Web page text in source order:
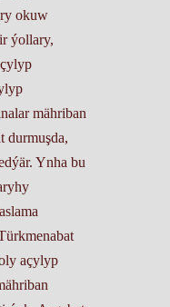
okuw
ýollary,
mähriban
durmuşda,
Ynha bu
açylyp